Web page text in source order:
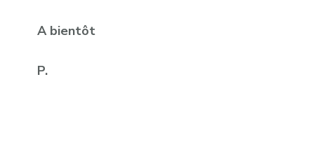
A bientôt
P.